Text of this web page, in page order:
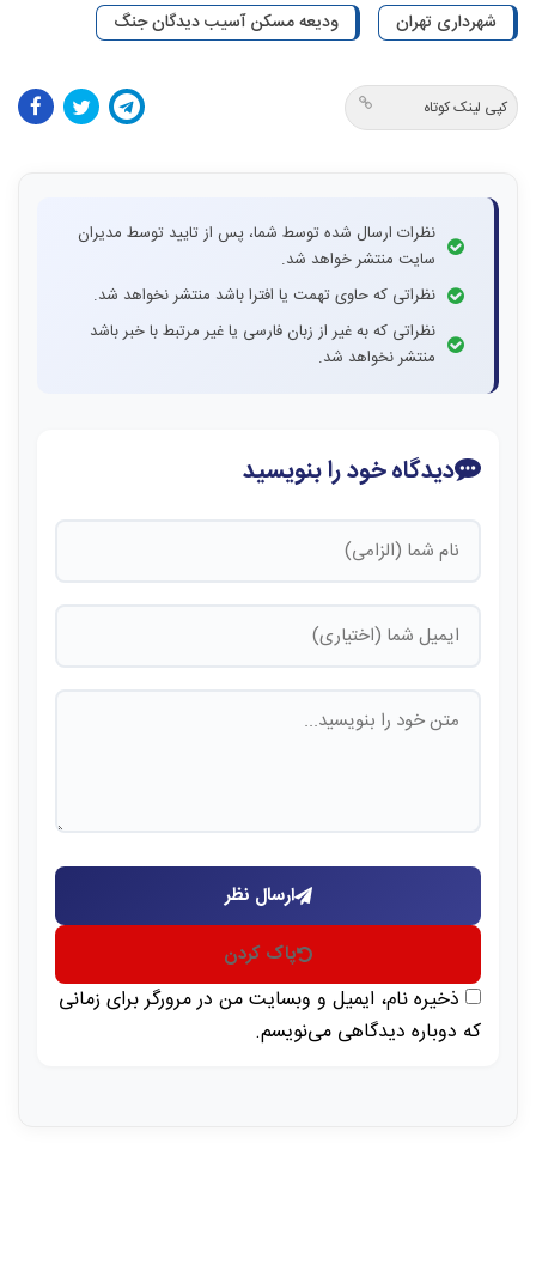
شهرداری تهران ودیعه مسکن آسیب دیدگان جنگ
کپی لینک کوتاه
نظرات ارسال شده توسط شما، پس از تایید توسط مدیران
سایت منتشر خواهد شد.
نظراتی که حاوی تهمت یا افترا باشد منتشر نخواهد شد.
نظراتی که به غیر از زبان فارسی یا غیر مرتبط با خبر باشد
منتشر نخواهد شد.
دیدگاه خود را بنویسید
ارسال نظر
پاک کردن
ذخیره نام، ایمیل و وبسایت من در مرورگر برای زمانی
که دوباره دیدگاهی می‌نویسم.